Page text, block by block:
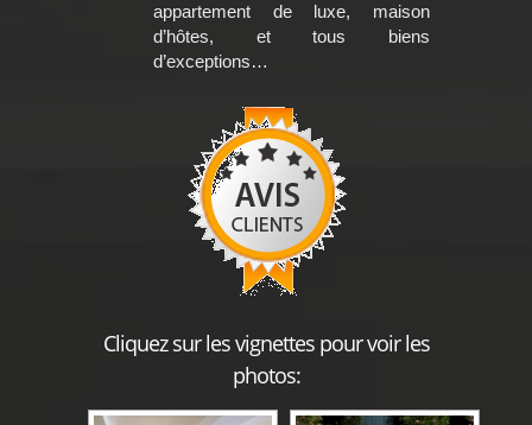
appartement de luxe, maison
d’hôtes, et tous biens
d’exceptions…
Cliquez sur les vignettes pour voir les
photos: